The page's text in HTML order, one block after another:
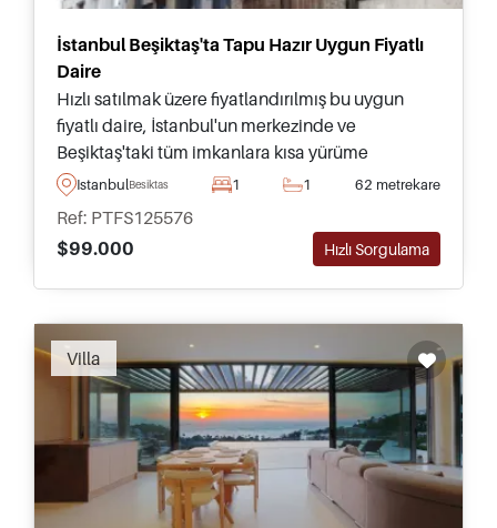
İstanbul Beşiktaş'ta Tapu Hazır Uygun Fiyatlı
Daire
Hızlı satılmak üzere fiyatlandırılmış bu uygun
fiyatlı daire, İstanbul'un merkezinde ve
Beşiktaş'taki tüm imkanlara kısa yürüme
mesafesinde bulunmaktadır – Türkiye'de şehir
IstanbulBesiktas 1 1 62 metrekare
Ref: PTFS125576
$99.000
Hızlı Sorgulama
Villa